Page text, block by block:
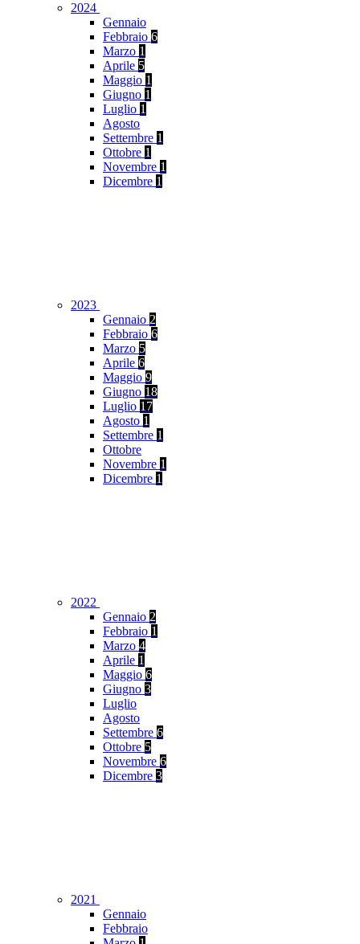
2024
Gennaio
Febbraio 6
Marzo 1
Aprile 5
Maggio 1
Giugno 1
Luglio 1
Agosto
Settembre 1
Ottobre 1
Novembre 1
Dicembre 1
2023
Gennaio 2
Febbraio 6
Marzo 5
Aprile 6
Maggio 9
Giugno 18
Luglio 17
Agosto 1
Settembre 1
Ottobre
Novembre 1
Dicembre 1
2022
Gennaio 2
Febbraio 1
Marzo 4
Aprile 1
Maggio 6
Giugno 3
Luglio
Agosto
Settembre 6
Ottobre 5
Novembre 6
Dicembre 3
2021
Gennaio
Febbraio